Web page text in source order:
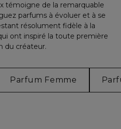
témoigne de la remarquable
parfums à évoluer et à se
résolument fidèle à la
ont inspiré la toute première
du créateur.
Parfum Femme